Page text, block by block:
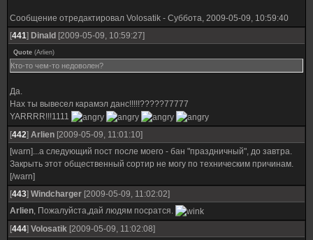
Сообщение отредактировал Volosatik - Суббота, 2009-05-09, 10:59:40
[441] Dinald [2009-05-09, 10:59:27]
Quote (Arlien)
Кто-то чем-то недоволен?
Да.
Нах ты вывесел карамэл данс!!!!!?????77777
YARRRR!!!1111
[442] Arlien [2009-05-09, 11:01:10]
[warn]...а следующий пост после моего - бан "праздничный", до завтра.
Закрыть этот общественный сортир не могу по техническим причинам.
[/warn]
[443] Windcharger [2009-05-09, 11:02:02]
Arlien, Пожалуйста,дай людям посратся.
[444] Volosatik [2009-05-09, 11:02:08]